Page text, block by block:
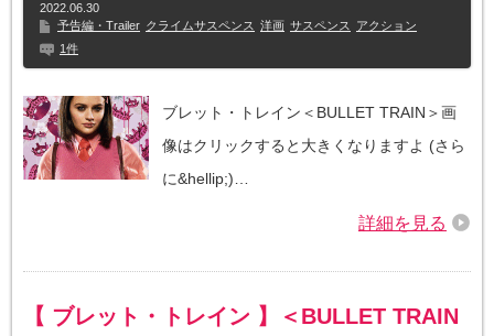
2022.06.30
予告編・Trailer クライムサスペンス 洋画 サスペンス
アクション
1件
ブレット・トレイン＜BULLET TRAIN＞画
像はクリックすると大きくなりますよ (さら
に&hellip;)…
詳細を見る
【 ブレット・トレイン 】＜BULLET TRAIN